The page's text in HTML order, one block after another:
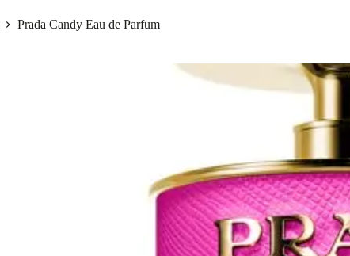
Prada Candy Eau de Parfum